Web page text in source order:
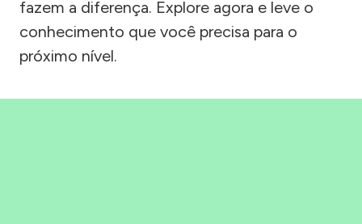
fazem a diferença. Explore agora e leve o
conhecimento que você precisa para o
próximo nível.